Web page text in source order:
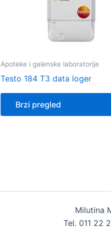
Apoteke i galenske laboratorije
Testo 184 T3 data loger
Brzi pregled
Milutina
Tel. 011 22